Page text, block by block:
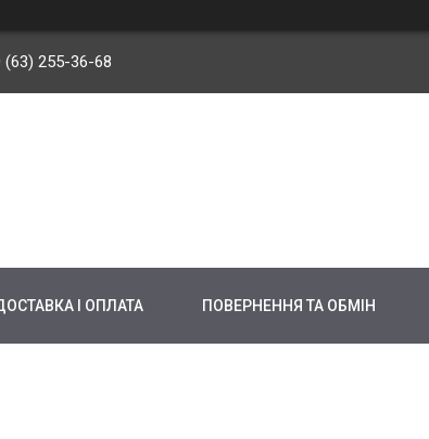
(63) 255-36-68
І ОПЛАТА ПОВЕРНЕННЯ ТА ОБМІН